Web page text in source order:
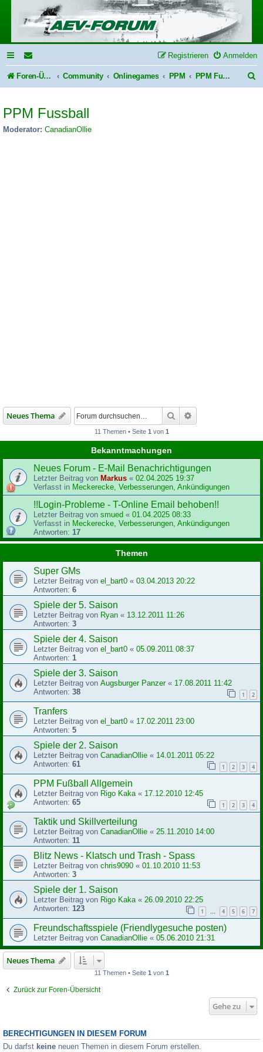
Anmelden
Registrieren
Foren-Übersicht Community Onlinegames PPM PPM Fussball
PPM Fussball
Moderator: CanadianOllie
Neues Thema Suche
11 Themen • Seite 1 von 1
Bekanntmachungen
Neues Forum - E-Mail Benachrichtigungen
Letzter Beitrag von Markus « 02.04.2025 19:37
Verfasst in Meckerecke, Verbesserungen, Ankündigungen
!!Login-Probleme - T-Online Email behoben!!
Letzter Beitrag von smued « 01.04.2025 08:33
Verfasst in Meckerecke, Verbesserungen, Ankündigungen
Antworten: 17
Themen
Super GMs
Letzter Beitrag von el_bart0 « 03.04.2013 20:22
Antworten: 6
Spiele der 5. Saison
Letzter Beitrag von Ryan « 13.12.2011 11:26
Antworten: 3
Spiele der 4. Saison
Letzter Beitrag von el_bart0 « 05.09.2011 08:37
Antworten: 1
Spiele der 3. Saison
Letzter Beitrag von Augsburger Panzer« 17.08.2011 11:42
Antworten: 38 1 2
Tranfers
Letzter Beitrag von el_bart0 « 17.02.2011 23:00
Antworten: 5
Spiele der 2. Saison
Letzter Beitrag von CanadianOllie « 14.01.2011 05:22
Antworten: 61 1 2 3 4
PPM Fußball Allgemein
Letzter Beitrag von Rigo Kaka« 17.12.2010 12:45
Antworten: 65 1 2 3 4
Taktik und Skillverteilung
Letzter Beitrag von CanadianOllie « 25.11.2010 14:00
Antworten: 11
Blitz News - Klatsch und Trash - Spass
Letzter Beitrag von chris9090 « 01.10.2010 11:53
Antworten: 3
Spiele der 1. Saison
Letzter Beitrag von Rigo Kaka« 26.09.2010 22:25
Antworten: 123 1 … 4 5 6 7
Freundschaftsspiele (Friendlygesuche posten)
Letzter Beitrag von CanadianOllie « 05.06.2010 21:31
Neues Thema
11 Themen • Seite 1von 1
Zurück zur Foren-Übersicht
Gehe zu
BERECHTIGUNGEN IN DIESEM FORUM
Du darfst keine neuen Themen in diesem Forum erstellen.